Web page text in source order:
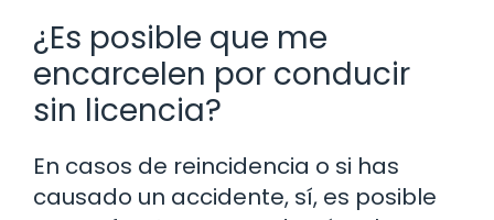
¿Es posible que me
encarcelen por conducir
sin licencia?
En casos de reincidencia o si has
causado un accidente, sí, es posible